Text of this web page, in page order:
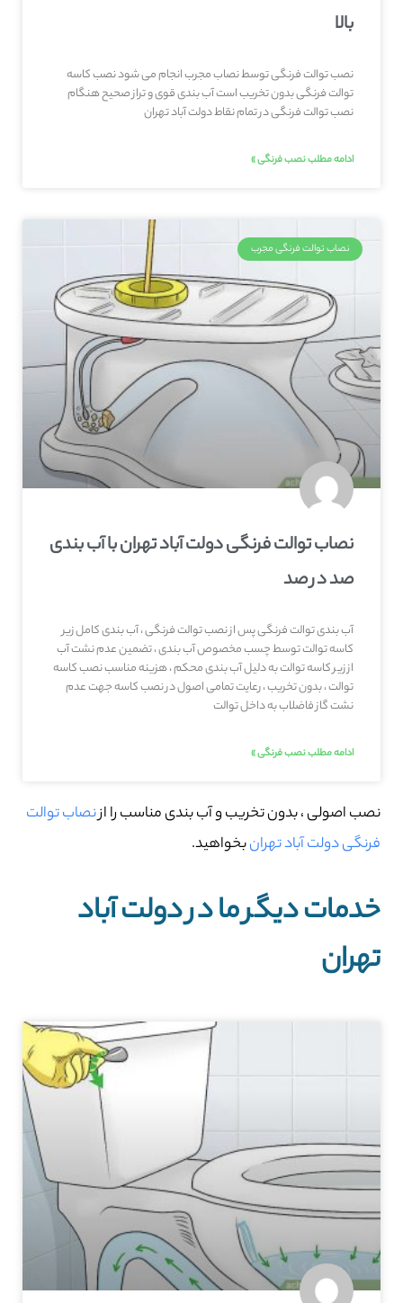
بالا
نصب توالت فرنگی توسط نصاب مجرب انجام می شود نصب کاسه
توالت فرنگی بدون تخریب است آب بندی قوی و تراز صحیح هنگام
نصب توالت فرنگی در تمام نقاط دولت آباد تهران
ادامه مطلب نصب فرنگی »
نصاب توالت فرنگی مجرب
نصاب توالت فرنگی دولت آباد تهران با آب بندی
صد در صد
آب بندی توالت فرنگی پس از نصب توالت فرنگی ، آب بندی کامل زیر
کاسه توالت توسط چسب مخصوص آب بندی ، تضمین عدم نشت آب
از زیر کاسه توالت به دلیل آب بندی محکم ، هزینه مناسب نصب کاسه
توالت ، بدون تخریب ، رعایت تمامی اصول در نصب کاسه جهت عدم
نشت گاز فاضلاب به داخل توالت
ادامه مطلب نصب فرنگی »
نصب اصولی ، بدون تخریب و آب بندی مناسب را ازنصاب توالت
فرنگی دولت آباد تهرانبخواهید.
خدمات دیگر ما در دولت آباد
تهران